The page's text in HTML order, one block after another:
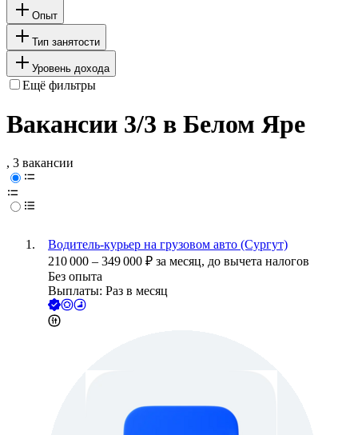
Опыт
Тип занятости
Уровень дохода
Ещё фильтры
Вакансии 3/3 в Белом Яре
, 3 вакансии
Водитель-курьер на грузовом авто (Сургут)
210 000 – 349 000 ₽ за месяц, до вычета налогов
Без опыта
Выплаты: Раз в месяц